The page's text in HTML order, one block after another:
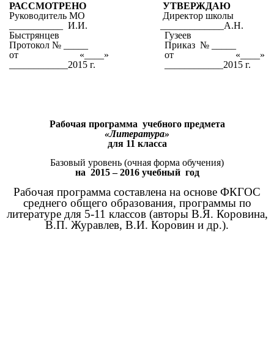
РАССМОТРЕНО
Руководитель МО
___________ И.И.
Быстрянцев
Протокол № _____
от «____»
____________2015 г.
УТВЕРЖДАЮ
Директор школы
_____________А.Н.
Гузеев
Приказ № _____
от «____»
____________2015 г.
Рабочая программа учебного предмета
«Литература»
для 11 класса
Базовый уровень (очная форма обучения)
на 2015 – 2016 учебный год
Рабочая программа составлена на основе ФКГОС
среднего общего образования, программы по
литературе для 5-11 классов (авторы В.Я. Коровина,
В.П. Журавлев, В.И. Коровин и др.).